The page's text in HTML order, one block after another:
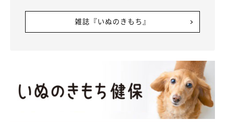
雑誌『いぬのきもち』